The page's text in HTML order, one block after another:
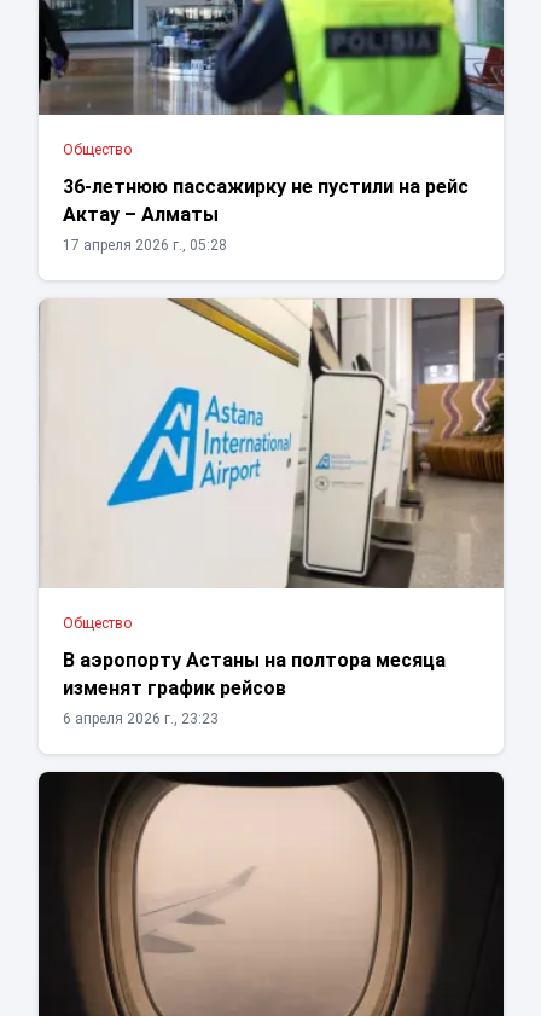
Общество
36-летнюю пассажирку не пустили на рейс
Актау – Алматы
17 апреля 2026 г., 05:28
Общество
В аэропорту Астаны на полтора месяца
изменят график рейсов
6 апреля 2026 г., 23:23